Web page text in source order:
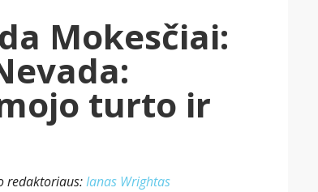
Mokesčiai:
turto ir
redaktoriaus:Ianas Wrightas